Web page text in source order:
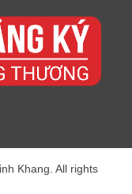
Khang. All rights